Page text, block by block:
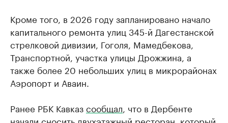
Кроме того, в 2026 году запланировано начало
капитального ремонта улиц 345-й Дагестанской
стрелковой дивизии, Гоголя, Мамедбекова,
Транспортной, участка улицы Дрожжина, а
также более 20 небольших улиц в микрорайонах
Аэропорт и Аваин.
Ранее РБК Кавказсообщал , что в Дербенте